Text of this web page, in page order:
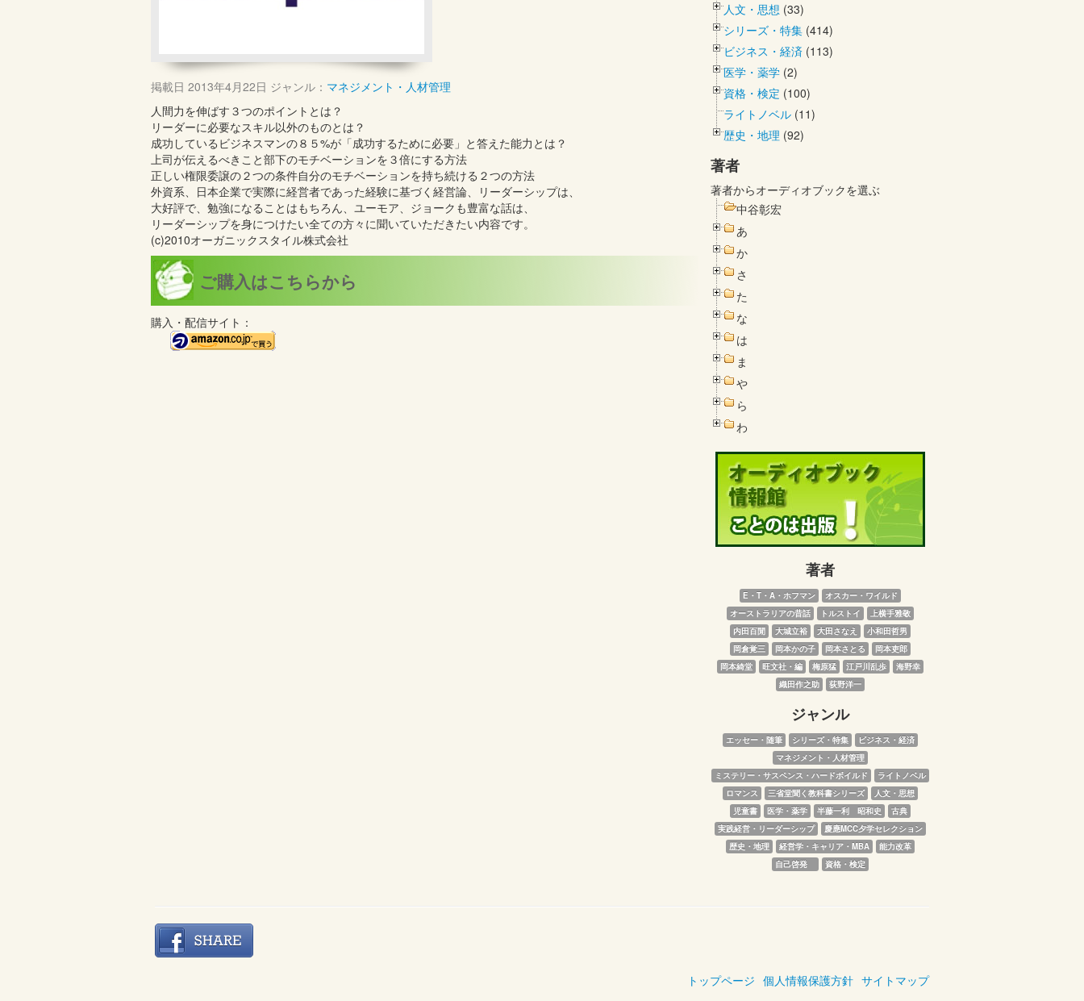
掲載日 2013年4月22日 ジャンル： マネジメント・人材管理
人間力を伸ばす３つのポイントとは？
リーダーに必要なスキル以外のものとは？
成功しているビジネスマンの８５%が「成功するために必要」と答えた能力とは？
上司が伝えるべきこと部下のモチベーションを３倍にする方法
正しい権限委譲の２つの条件自分のモチベーションを持ち続ける２つの方法
外資系、日本企業で実際に経営者であった経験に基づく経営論、リーダーシップは、
大好評で、勉強になることはもちろん、ユーモア、ジョークも豊富な話は、
リーダーシップを身につけたい全ての方々に聞いていただきたい内容です。
(c)2010オーガニックスタイル株式会社
ご購入はこちらから
購入・配信サイト：
人文・思想 (33)
シリーズ・特集 (414)
ビジネス・経済 (113)
医学・薬学 (2)
資格・検定 (100)
ライトノベル (11)
歴史・地理 (92)
著者
著者からオーディオブックを選ぶ
中谷彰宏
あ
か
さ
た
な
は
ま
や
ら
わ
著者
E・T・A・ホフマン
オスカー・ワイルド
オーストラリアの昔話
トルストイ
上横手雅敬
内田百閒
大城立裕 大田さなえ
小和田哲男
岡倉覚三
岡本かの子 岡本さとる
岡本吏郎
岡本綺堂
旺文社・編 梅原猛 江戸川乱歩
海野幸
織田作之助
荻野洋一
ジャンル
エッセー・随筆 シリーズ・特集
ビジネス・経済
マネジメント・人材管理
ミステリー・サスペンス・ハードボイルド
ライトノベル
ロマンス
三省堂聞く教科書シリーズ
人文・思想
児童書
医学・薬学 半藤一利　昭和史
古典
実践経営・リーダーシップ
慶應MCC夕学セレクション
歴史・地理
経営学・キャリア・MBA
能力改革
自己啓発
資格・検定
トップページ 個人情報保護方針 サイトマップ